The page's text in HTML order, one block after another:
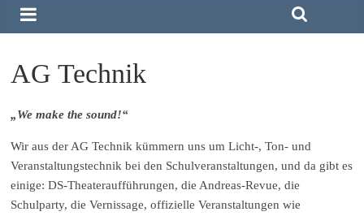
AG Technik
„We make the sound!“
Wir aus der AG Technik kümmern uns um Licht-, Ton- und
Veranstaltungstechnik bei den Schulveranstaltungen, und da gibt es
einige: DS-Theateraufführungen, die Andreas-Revue, die
Schulparty, die Vernissage, offizielle Veranstaltungen wie